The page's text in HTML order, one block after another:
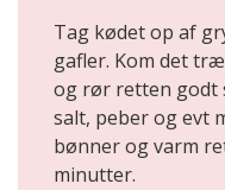
Tag kødet op af
gafler. Kom det
og rør retten godt
salt, peber og evt
bønner og varm
minutter.